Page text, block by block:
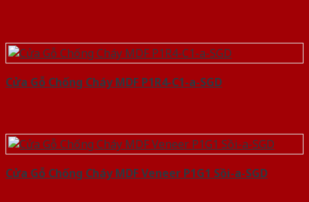
Cửa Gỗ Chống Cháy MDF P1R4-C1-a-SGD
Cửa Gỗ Chống Cháy MDF Veneer P1G1 Sồi-a-SGD